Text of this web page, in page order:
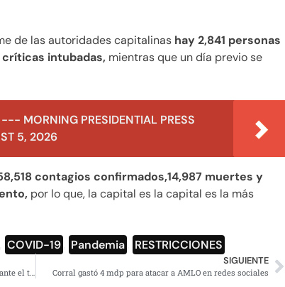
de las autoridades capitalinas hay 2,841 personas
críticas intubadas, mientras que un día previo se
MORNING PRESIDENTIAL PRESS
5, 2026
contagios confirmados,14,987 muertes y
por lo que, la capital es la capital es la más
COVID-19 Pandemia RESTRICCIONES
Ventas de Tv Azteca reportan una caída del 14% durante el tercer trimestre del año
SIGUIENTE
Corral gastó 4 mdp para atacar a AMLO en redes sociales